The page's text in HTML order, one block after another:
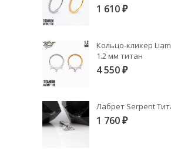
Топ 9K БЕЗРЕЗЬБОВОЙ IG титан
2 150₽
1 610 ₽
Кольцо-кликер
1.2 мм титан
4 550 ₽
Лабрет Serpent
1 760 ₽